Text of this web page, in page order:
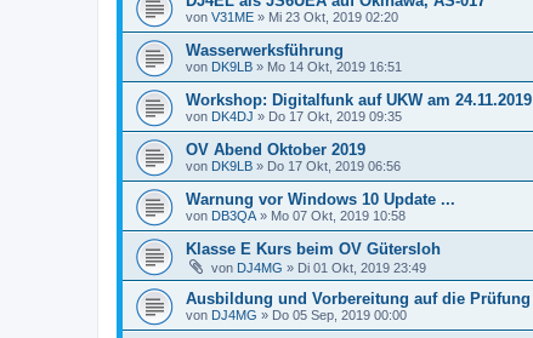
von V31ME » Mi 23 Okt, 2019 02:20
Wasserwerksführung
von DK9LB » Mo 14 Okt, 2019 16:51
Workshop: Digitalfunk auf UKW am 24.11.2019
von DK4DJ » Do 17 Okt, 2019 09:35
OV Abend Oktober 2019
von DK9LB » Do 17 Okt, 2019 06:56
Warnung vor Windows 10 Update ...
von DB3QA » Mo 07 Okt, 2019 10:58
Klasse E Kurs beim OV Gütersloh
von DJ4MG » Di 01 Okt, 2019 23:49
Ausbildung und Vorbereitung auf die Prüfung
von DJ4MG » Do 05 Sep, 2019 00:00